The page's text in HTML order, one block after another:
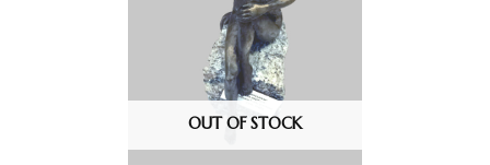
OUT OF STOCK